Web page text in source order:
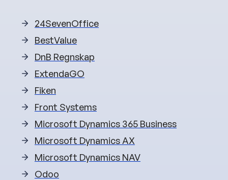
24SevenOffice
BestValue
DnB Regnskap
ExtendaGO
Fiken
Front Systems
Microsoft Dynamics 365 Business
Microsoft Dynamics AX
Microsoft Dynamics NAV
Odoo